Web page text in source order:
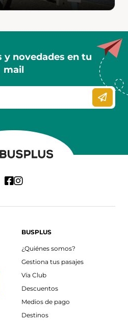
y novedades en tu
mail
BUSPLUS
¿Quiénes somos?
Gestiona tus pasajes
Vía Club
Descuentos
Medios de pago
Destinos